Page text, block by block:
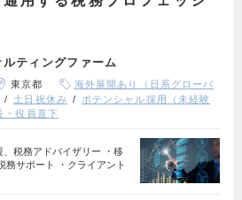
ティングファーム
東京都
海外展開あり（日系グローバ
土日祝休み
ポテンシャル採用（未経験
・役員直下
、税務アドバイザリー ・移
務サポート ・クライアント